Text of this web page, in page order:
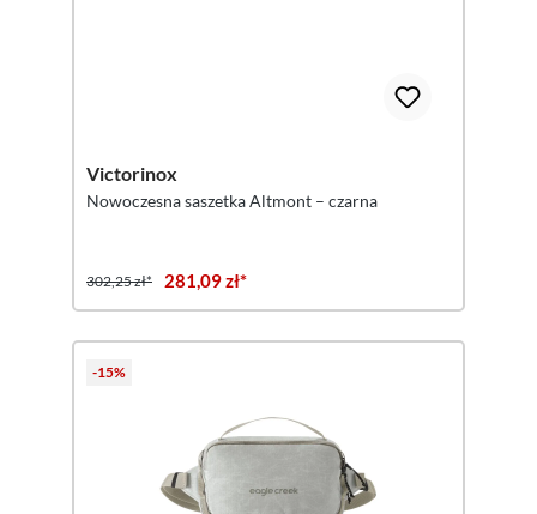
Victorinox
Nowoczesna saszetka Altmont – czarna
302,25 zł* 281,09 zł*
-15%